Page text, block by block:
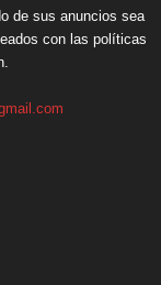
de sus anuncios sea
con las políticas